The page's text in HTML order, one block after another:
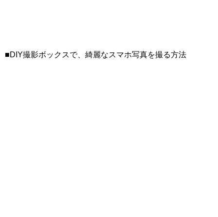
■DIY撮影ボックスで、綺麗なスマホ写真を撮る方法